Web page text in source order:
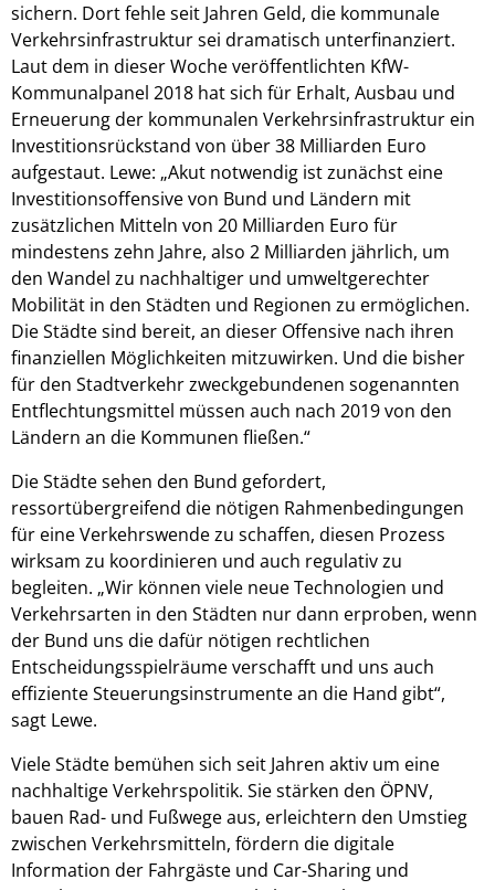
sichern. Dort fehle seit Jahren Geld, die kommunale
Verkehrsinfrastruktur sei dramatisch unterfinanziert.
Laut dem in dieser Woche veröffentlichten KfW-
Kommunalpanel 2018 hat sich für Erhalt, Ausbau und
Erneuerung der kommunalen Verkehrsinfrastruktur ein
Investitionsrückstand von über 38 Milliarden Euro
aufgestaut. Lewe: „Akut notwendig ist zunächst eine
Investitionsoffensive von Bund und Ländern mit
zusätzlichen Mitteln von 20 Milliarden Euro für
mindestens zehn Jahre, also 2 Milliarden jährlich, um
den Wandel zu nachhaltiger und umweltgerechter
Mobilität in den Städten und Regionen zu ermöglichen.
Die Städte sind bereit, an dieser Offensive nach ihren
finanziellen Möglichkeiten mitzuwirken. Und die bisher
für den Stadtverkehr zweckgebundenen sogenannten
Entflechtungsmittel müssen auch nach 2019 von den
Ländern an die Kommunen fließen.“
Die Städte sehen den Bund gefordert,
ressortübergreifend die nötigen Rahmenbedingungen
für eine Verkehrswende zu schaffen, diesen Prozess
wirksam zu koordinieren und auch regulativ zu
begleiten. „Wir können viele neue Technologien und
Verkehrsarten in den Städten nur dann erproben, wenn
der Bund uns die dafür nötigen rechtlichen
Entscheidungsspielräume verschafft und uns auch
effiziente Steuerungsinstrumente an die Hand gibt“,
sagt Lewe.
Viele Städte bemühen sich seit Jahren aktiv um eine
nachhaltige Verkehrspolitik. Sie stärken den ÖPNV,
bauen Rad- und Fußwege aus, erleichtern den Umstieg
zwischen Verkehrsmitteln, fördern die digitale
Information der Fahrgäste und Car-Sharing und